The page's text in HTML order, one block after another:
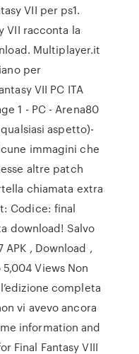
VII per ps1.
VII racconta la
Multiplayer.it
per
VII PC ITA
1 - PC - Arena80
aspetto)-
immagini che
altre patch
chiamata extra
Codice: final
download! Salvo
APK , Download ,
Views Non
completa
vi avevo ancora
information and
Final Fantasy VIII